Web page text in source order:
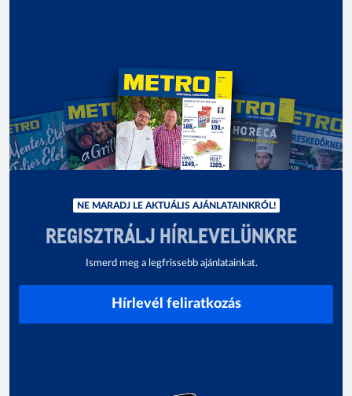
NE MARADJ LE AKTUÁLIS AJÁNLATAINKRÓL!
REGISZTRÁLJ HÍRLEVELÜNKRE
Ismerd meg a legfrissebb ajánlatainkat.
Hírlevél feliratkozás